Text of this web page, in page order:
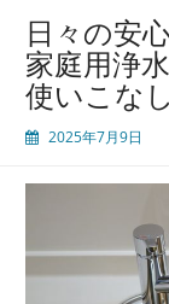
る
毎
日
の
水
質
上
日々の安
家庭用浄
使いこな
2025年7月9日